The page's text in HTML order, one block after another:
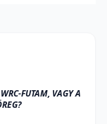
FUTAM, VAGY A